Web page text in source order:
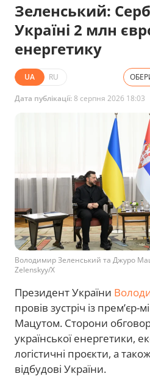
Зеленський:
Україні 2 млн
енергетику
UA RU
Дата публікації:8 серпня 2026 18:03
Володимир Зеленський та Джуро
Zelenskyy/X
Президент України
провів зустріч із прем’єр-
Мацутом. Сторони
української енергетики,
логістичні проєкти, а
відбудові України.